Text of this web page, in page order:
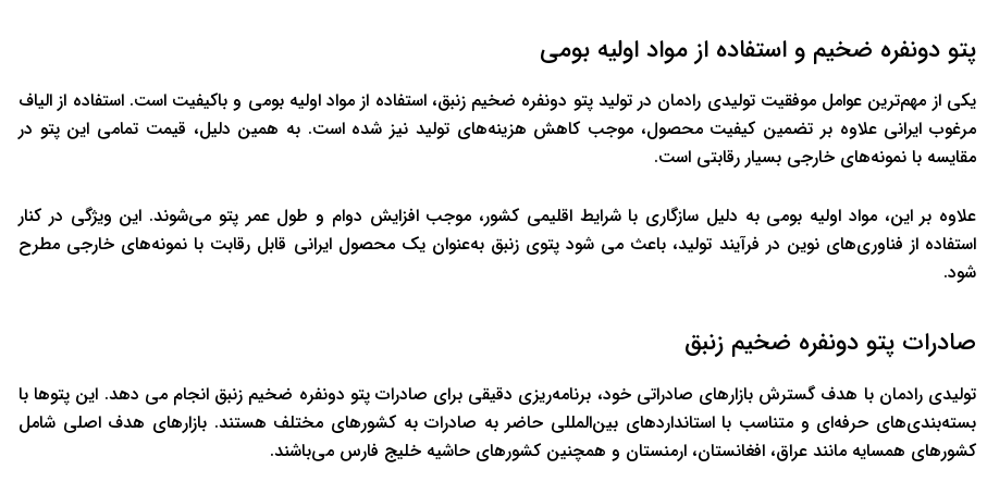
پتو دونفره ضخیم و استفاده از مواد اولیه بومی
یکی از مهم‌ترین عوامل موفقیت تولیدی رادمان در تولید پتو دونفره ضخیم زنبق، استفاده از مواد اولیه بومی و باکیفیت است. استفاده از الیاف
مرغوب ایرانی علاوه بر تضمین کیفیت محصول، موجب کاهش هزینه‌های تولید نیز شده است. به همین دلیل، قیمت تمامی این پتو در
مقایسه با نمونه‌های خارجی بسیار رقابتی است.
علاوه بر این، مواد اولیه بومی به دلیل سازگاری با شرایط اقلیمی کشور، موجب افزایش دوام و طول عمر پتو می‌شوند. این ویژگی در کنار
استفاده از فناوری‌های نوین در فرآیند تولید، باعث می شود پتوی زنبق به‌عنوان یک محصول ایرانی قابل رقابت با نمونه‌های خارجی مطرح
شود.
صادرات پتو دونفره ضخیم زنبق
تولیدی رادمان با هدف گسترش بازارهای صادراتی خود، برنامه‌ریزی دقیقی برای صادرات پتو دونفره ضخیم زنبق انجام می دهد. این پتوها با
بسته‌بندی‌های حرفه‌ای و متناسب با استانداردهای بین‌المللی حاضر به صادرات به کشورهای مختلف هستند. بازارهای هدف اصلی شامل
کشورهای همسایه مانند عراق، افغانستان، ارمنستان و همچنین کشورهای حاشیه خلیج فارس می‌باشند.